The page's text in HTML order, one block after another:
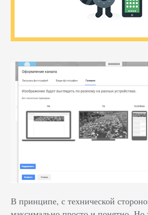
В принципе, с технической